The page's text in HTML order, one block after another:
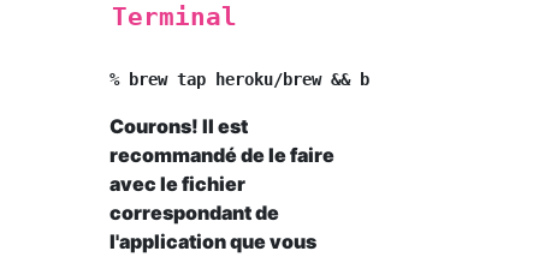
Terminal
Courons! Il est
recommandé de le faire
avec le fichier
correspondant de
l'application que vous